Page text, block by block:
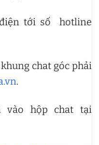
tới số hotline
chat góc phải
.
vào hộp chat tại